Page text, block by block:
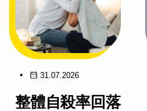
31.07.2026
整體自殺率回落